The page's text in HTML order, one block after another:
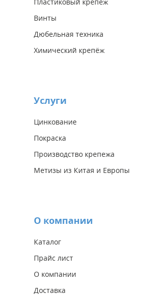
Винты
Дюбельная техника
Химический крепёж
Услуги
Цинкование
Покраска
Производство крепежа
Метизы из Китая и Европы
О компании
Каталог
Прайс лист
О компании
Доставка